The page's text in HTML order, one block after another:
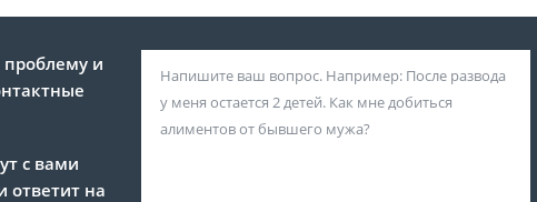
и
с вами
ответит на